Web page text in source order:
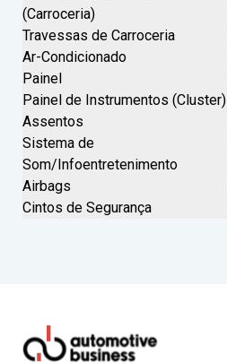
(Carroceria)
Travessas de Carroceria
Ar-Condicionado
Painel
Painel de Instrumentos (Cluster)
Assentos
Sistema de
Som/Infoentretenimento
Airbags
Cintos de Segurança